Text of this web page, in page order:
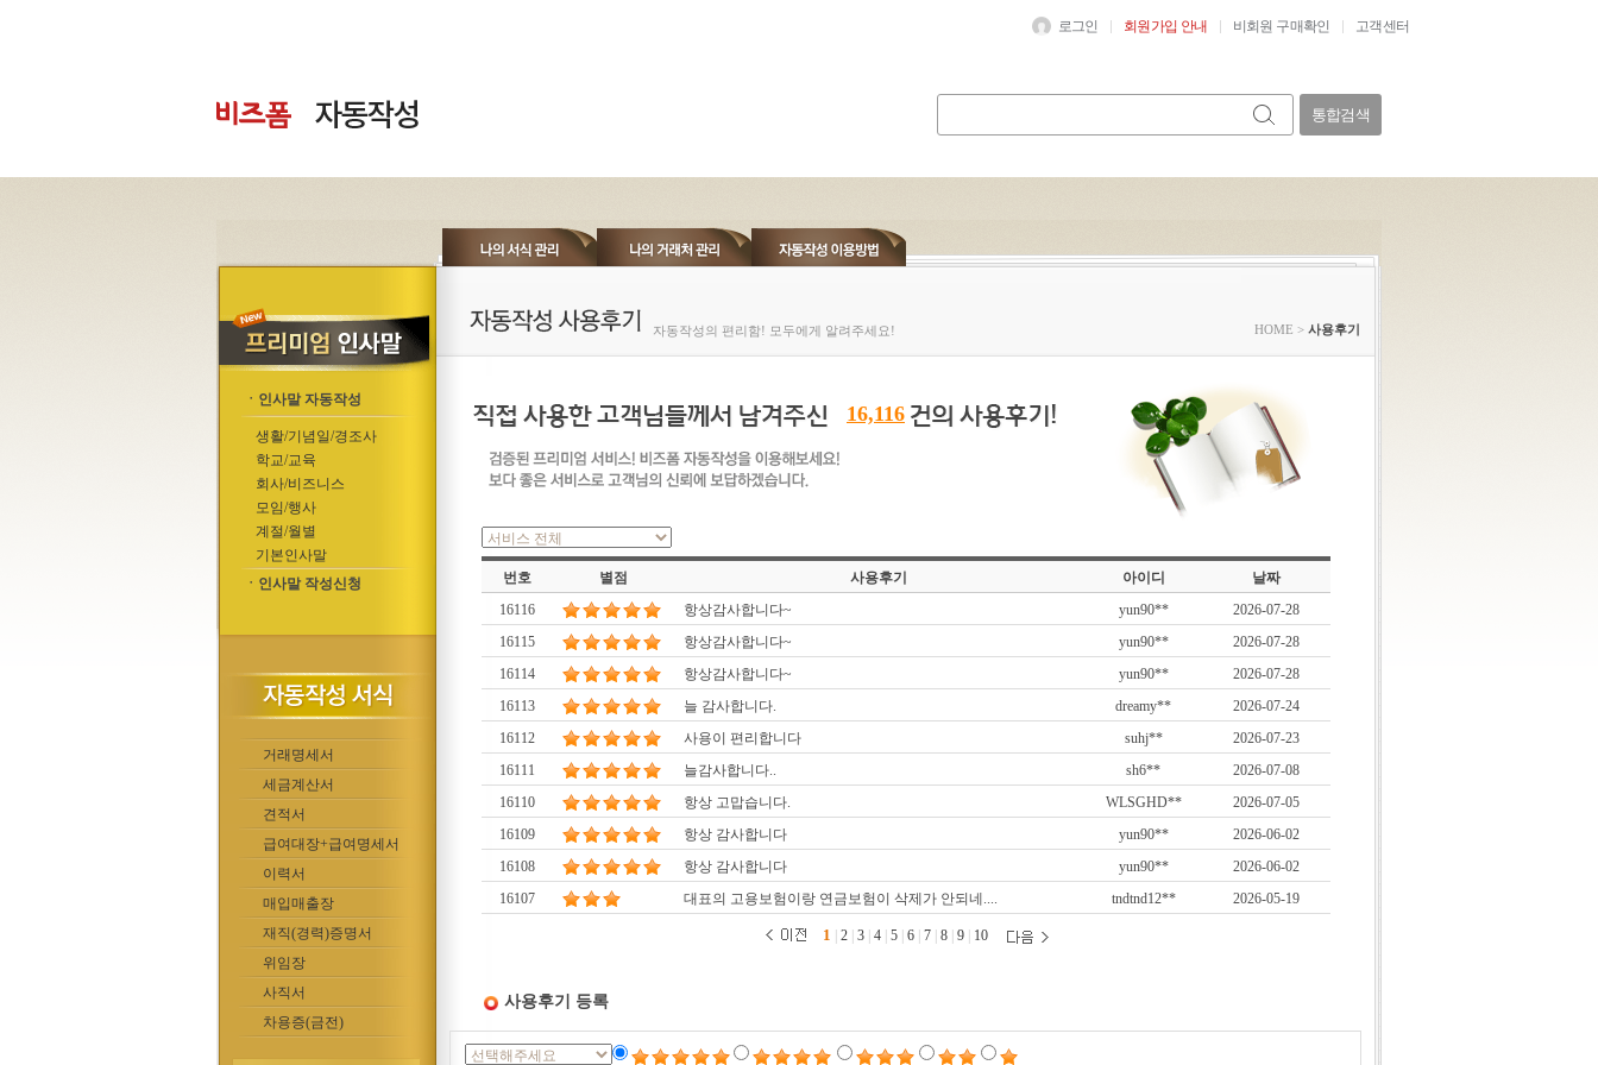
로그인 회원가입 안내 비회원 구매확인 고객센터
통합검색
ㆍ인사말 자동작성
생활/기념일/경조사
학교/교육
회사/비즈니스
모임/행사
계절/월별
기본인사말
ㆍ인사말 작성신청
거래명세서
세금계산서
견적서
급여대장+급여명세서
이력서
매입매출장
재직(경력)증명서
위임장
사직서
차용증(금전)
자동작성의 편리함! 모두에게 알려주세요! HOME > 사용후기
16,116
번호 별점 사용후기 아이디
날짜
16116
항상감사합니다~ yun90**
2026-07-28
16115
항상감사합니다~ yun90**
2026-07-28
16114
항상감사합니다~ yun90**
2026-07-28
16113
늘 감사합니다. dreamy**
2026-07-24
16112
사용이 편리합니다 suhj**
2026-07-23
16111
늘감사합니다.. sh6**
2026-07-08
16110
항상 고맙습니다. WLSGHD**
2026-07-05
16109
항상 감사합니다 yun90**
2026-06-02
16108
항상 감사합니다 yun90**
2026-06-02
16107
대표의 고용보험이랑 연금보험이 삭제가 안되네.... tndtnd12** 2026-05-19
1 2 3 4 5 6 7 8 9 10
사용후기 등록